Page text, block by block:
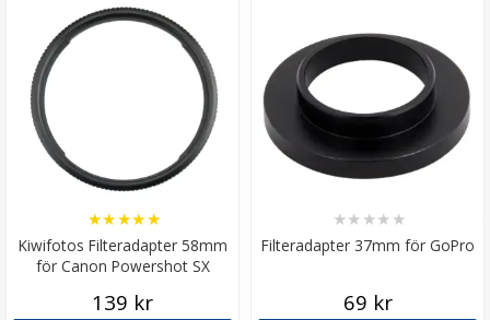
Kiwifotos Filteradapter 58mm
för Canon Powershot SX
★★★★★
139 kr
Filteradapter 37mm för GoPro
★★ ★★ ★
69 kr